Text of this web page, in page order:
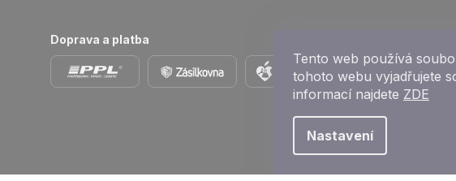
Tento web používá
tohoto webu vyjadřujete
informací najdete ZDE
Nastavení
Doprava a platba
Copyright 2026